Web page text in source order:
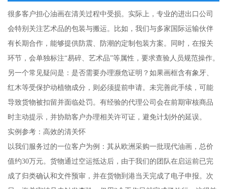
很多客户担心油画在清关过程中受损。实际上，专业的进出口公司
会特别关注艺术品的包装与搬运。比如，我们与多家国际运输伙伴
有长期合作，能够提供防震、防潮的定制包装方案。同时，在报关
环节，会单独标注“易碎、艺术品”等属性，要求查验人员规范操作。
另一个常见疑问是：是否需要办理濒危证明？如果画框含有象牙、
红木等受保护动植物成分，则必须提前申请。未完善此手续，可能
导致货物被扣留并面临处罚。有经验的代理公司会在前期审核商品
时主动提示，并协助客户办理相关许可证，避免计划外的延误。
实例参考：高效的清关怀
以我们服务过的一位客户为例：其从欧洲采购一批现代油画，总价
值约30万元。货物通过空运抵达后，由于我们的团队在启运前已完
成了归类确认和文件预审，并在货物到港当天完成了电子申报。次